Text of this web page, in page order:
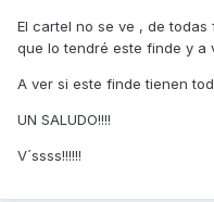
El cartel no se ve , de
que lo tendré este finde y a
A ver si este finde tienen
UN SALUDO!!!!
V´ssss!!!!!!